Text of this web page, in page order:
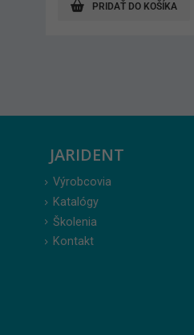
PRIDAŤ DO KOŠÍKA
JARIDENT
Výrobcovia
Katalógy
Školenia
Kontakt